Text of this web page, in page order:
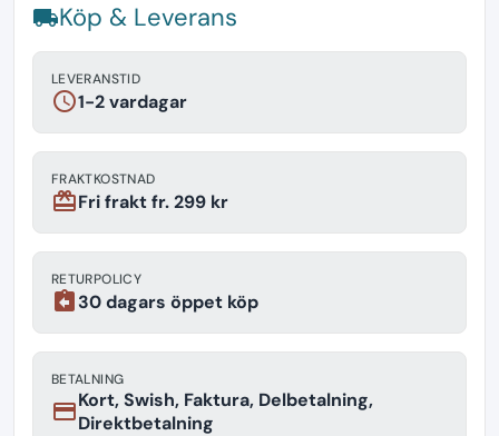
local_shippingKöp & Leverans
LEVERANSTID
schedule1-2 vardagar
FRAKTKOSTNAD
redeemFri frakt fr. 299 kr
RETURPOLICY
assignment_return30 dagars öppet köp
BETALNING
paymentKort, Swish, Faktura, Delbetalning,
Direktbetalning